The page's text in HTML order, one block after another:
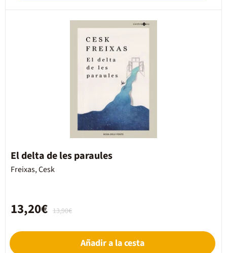
El delta de les paraules
Freixas, Cesk
13,90€
13,20€
Añadir a la cesta